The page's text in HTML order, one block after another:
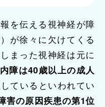
を伝える視神経が障
が徐々に欠けてくる
まった視神経は元に
障は40歳以上の成人
しているといわれてい
害の原因疾患の第1位